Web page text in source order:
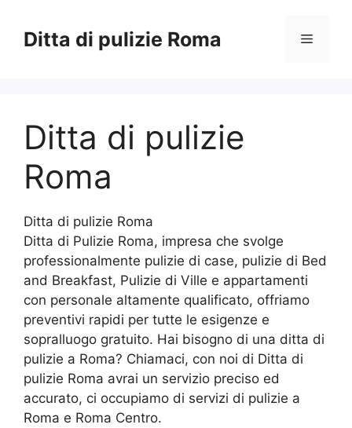
contenuto
Ditta di pulizie Roma Menu
Ditta di pulizie
Roma
Ditta di pulizie Roma
Ditta di Pulizie Roma, impresa che svolge
professionalmente pulizie di case, pulizie di Bed
and Breakfast, Pulizie di Ville e appartamenti
con personale altamente qualificato, offriamo
preventivi rapidi per tutte le esigenze e
sopralluogo gratuito. Hai bisogno di una ditta di
pulizie a Roma? Chiamaci, con noi di Ditta di
pulizie Roma avrai un servizio preciso ed
accurato, ci occupiamo di servizi di pulizie a
Roma e Roma Centro.